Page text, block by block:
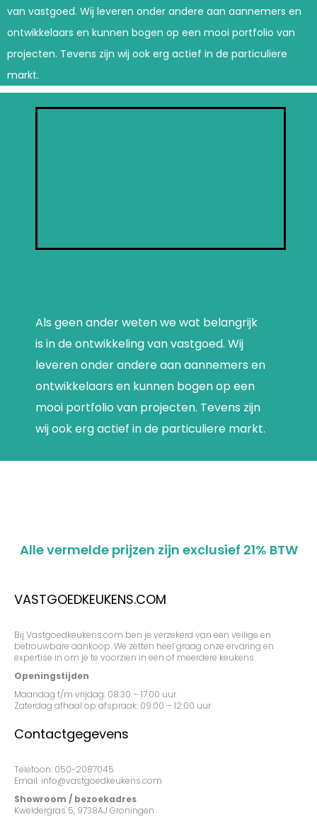
van vastgoed. Wij leveren onder andere aan aannemers en
ontwikkelaars en kunnen bogen op een mooi portfolio van
projecten. Tevens zijn wij ook erg actief in de particuliere
markt.
Als geen ander weten we wat belangrijk
is in de ontwikkeling van vastgoed. Wij
leveren onder andere aan aannemers en
ontwikkelaars en kunnen bogen op een
mooi portfolio van projecten. Tevens zijn
wij ook erg actief in de particuliere markt.
Alle vermelde prijzen zijn exclusief 21% BTW
VASTGOEDKEUKENS.COM
Bij Vastgoedkeukens.com ben je verzekerd van een veilige en
betrouwbare aankoop. We zetten heel graag onze ervaring en
expertise in om je te voorzien in een of meerdere keukens.
Openingstijden
Maandag t/m vrijdag: 08:30 – 17:00 uur
Zaterdag afhaal op afspraak: 09:00 – 12:00 uur
Contactgegevens
Telefoon: 050-2087045
Email: info@vastgoedkeukens.com
Showroom / bezoekadres
Kweldergras 5, 9738AJ Groningen